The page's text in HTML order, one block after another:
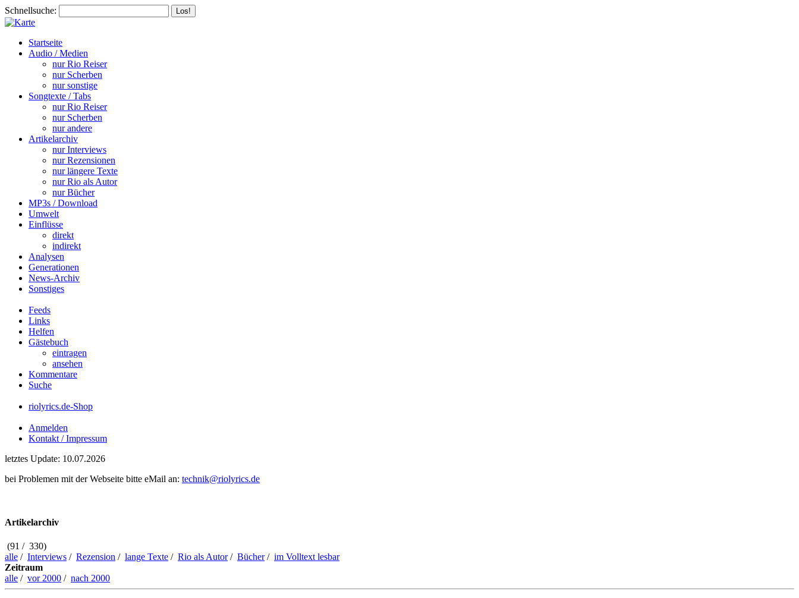
Schnellsuche:
Startseite
Audio / Medien
nur Rio Reiser
nur Scherben
nur sonstige
Songtexte / Tabs
nur Rio Reiser
nur Scherben
nur andere
Artikelarchiv
nur Interviews
nur Rezensionen
nur längere Texte
nur Rio als Autor
nur Bücher
MP3s / Download
Umwelt
Einflüsse
direkt
indirekt
Analysen
Generationen
News-Archiv
Sonstiges
Feeds
Links
Helfen
Gästebuch
eintragen
ansehen
Kommentare
Suche
riolyrics.de-Shop
Anmelden
Kontakt / Impressum
letztes Update: 10.07.2026
bei Problemen mit der Webseite bitte eMail an: technik@riolyrics.de
Artikelarchiv
(91 / 330)
alle / Interviews / Rezension / lange Texte / Rio als Autor/ Bücher/ im Volltext lesbar
Zeitraum
alle / vor 2000 / nach 2000